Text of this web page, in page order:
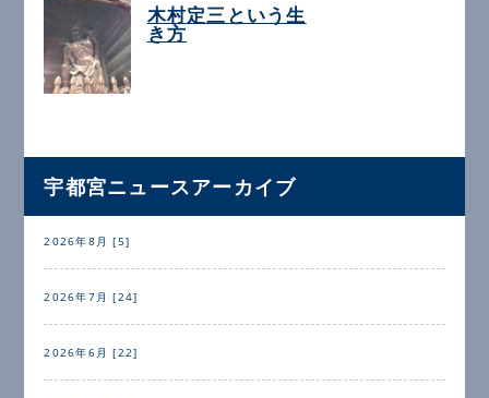
木村定三という生
き方
宇都宮ニュースアーカイブ
2026年8月 [5]
2026年7月 [24]
2026年6月 [22]